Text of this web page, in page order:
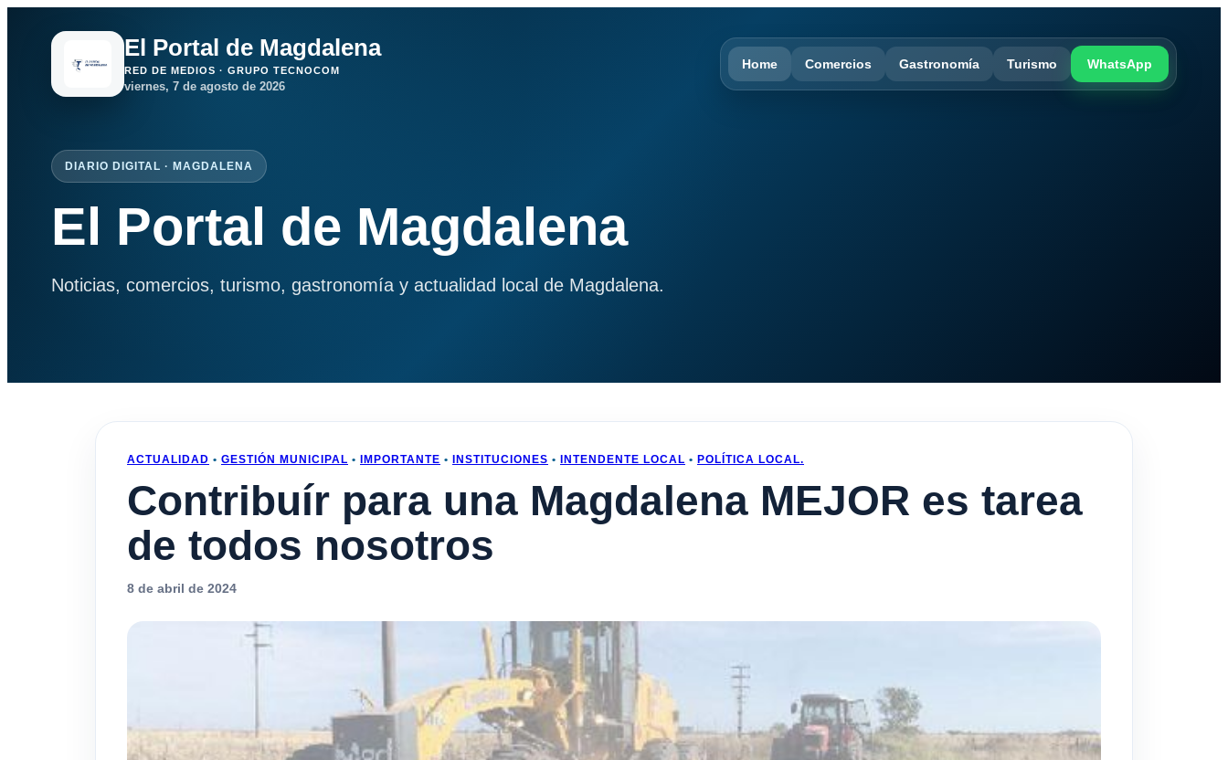
El Portal de Magdalena
RED DE MEDIOS · GRUPO TECNOCOM
viernes, 7 de agosto de 2026
Home Comercios Gastronomía Turismo WhatsApp
DIARIO DIGITAL · MAGDALENA
El Portal de Magdalena
Noticias, comercios, turismo, gastronomía y actualidad local de Magdalena.
ACTUALIDAD • GESTIÓN MUNICIPAL • IMPORTANTE • INSTITUCIONES • INTENDENTE LOCAL • POLÍTICA LOCAL.
Contribuír para una Magdalena MEJOR es tarea
de todos nosotros
8 de abril de 2024